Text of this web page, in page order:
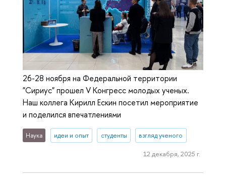
26-28 ноября на Федеральной территории
"Сириус" прошел V Конгресс молодых ученых.
Наш коллега Кирилл Ескин посетил мероприятие
и поделился впечатлениями
Наука идеи и опыт студенты взгляд ученого
12 декабря, 2025 г.